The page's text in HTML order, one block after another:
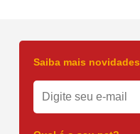
Saiba mais novidades